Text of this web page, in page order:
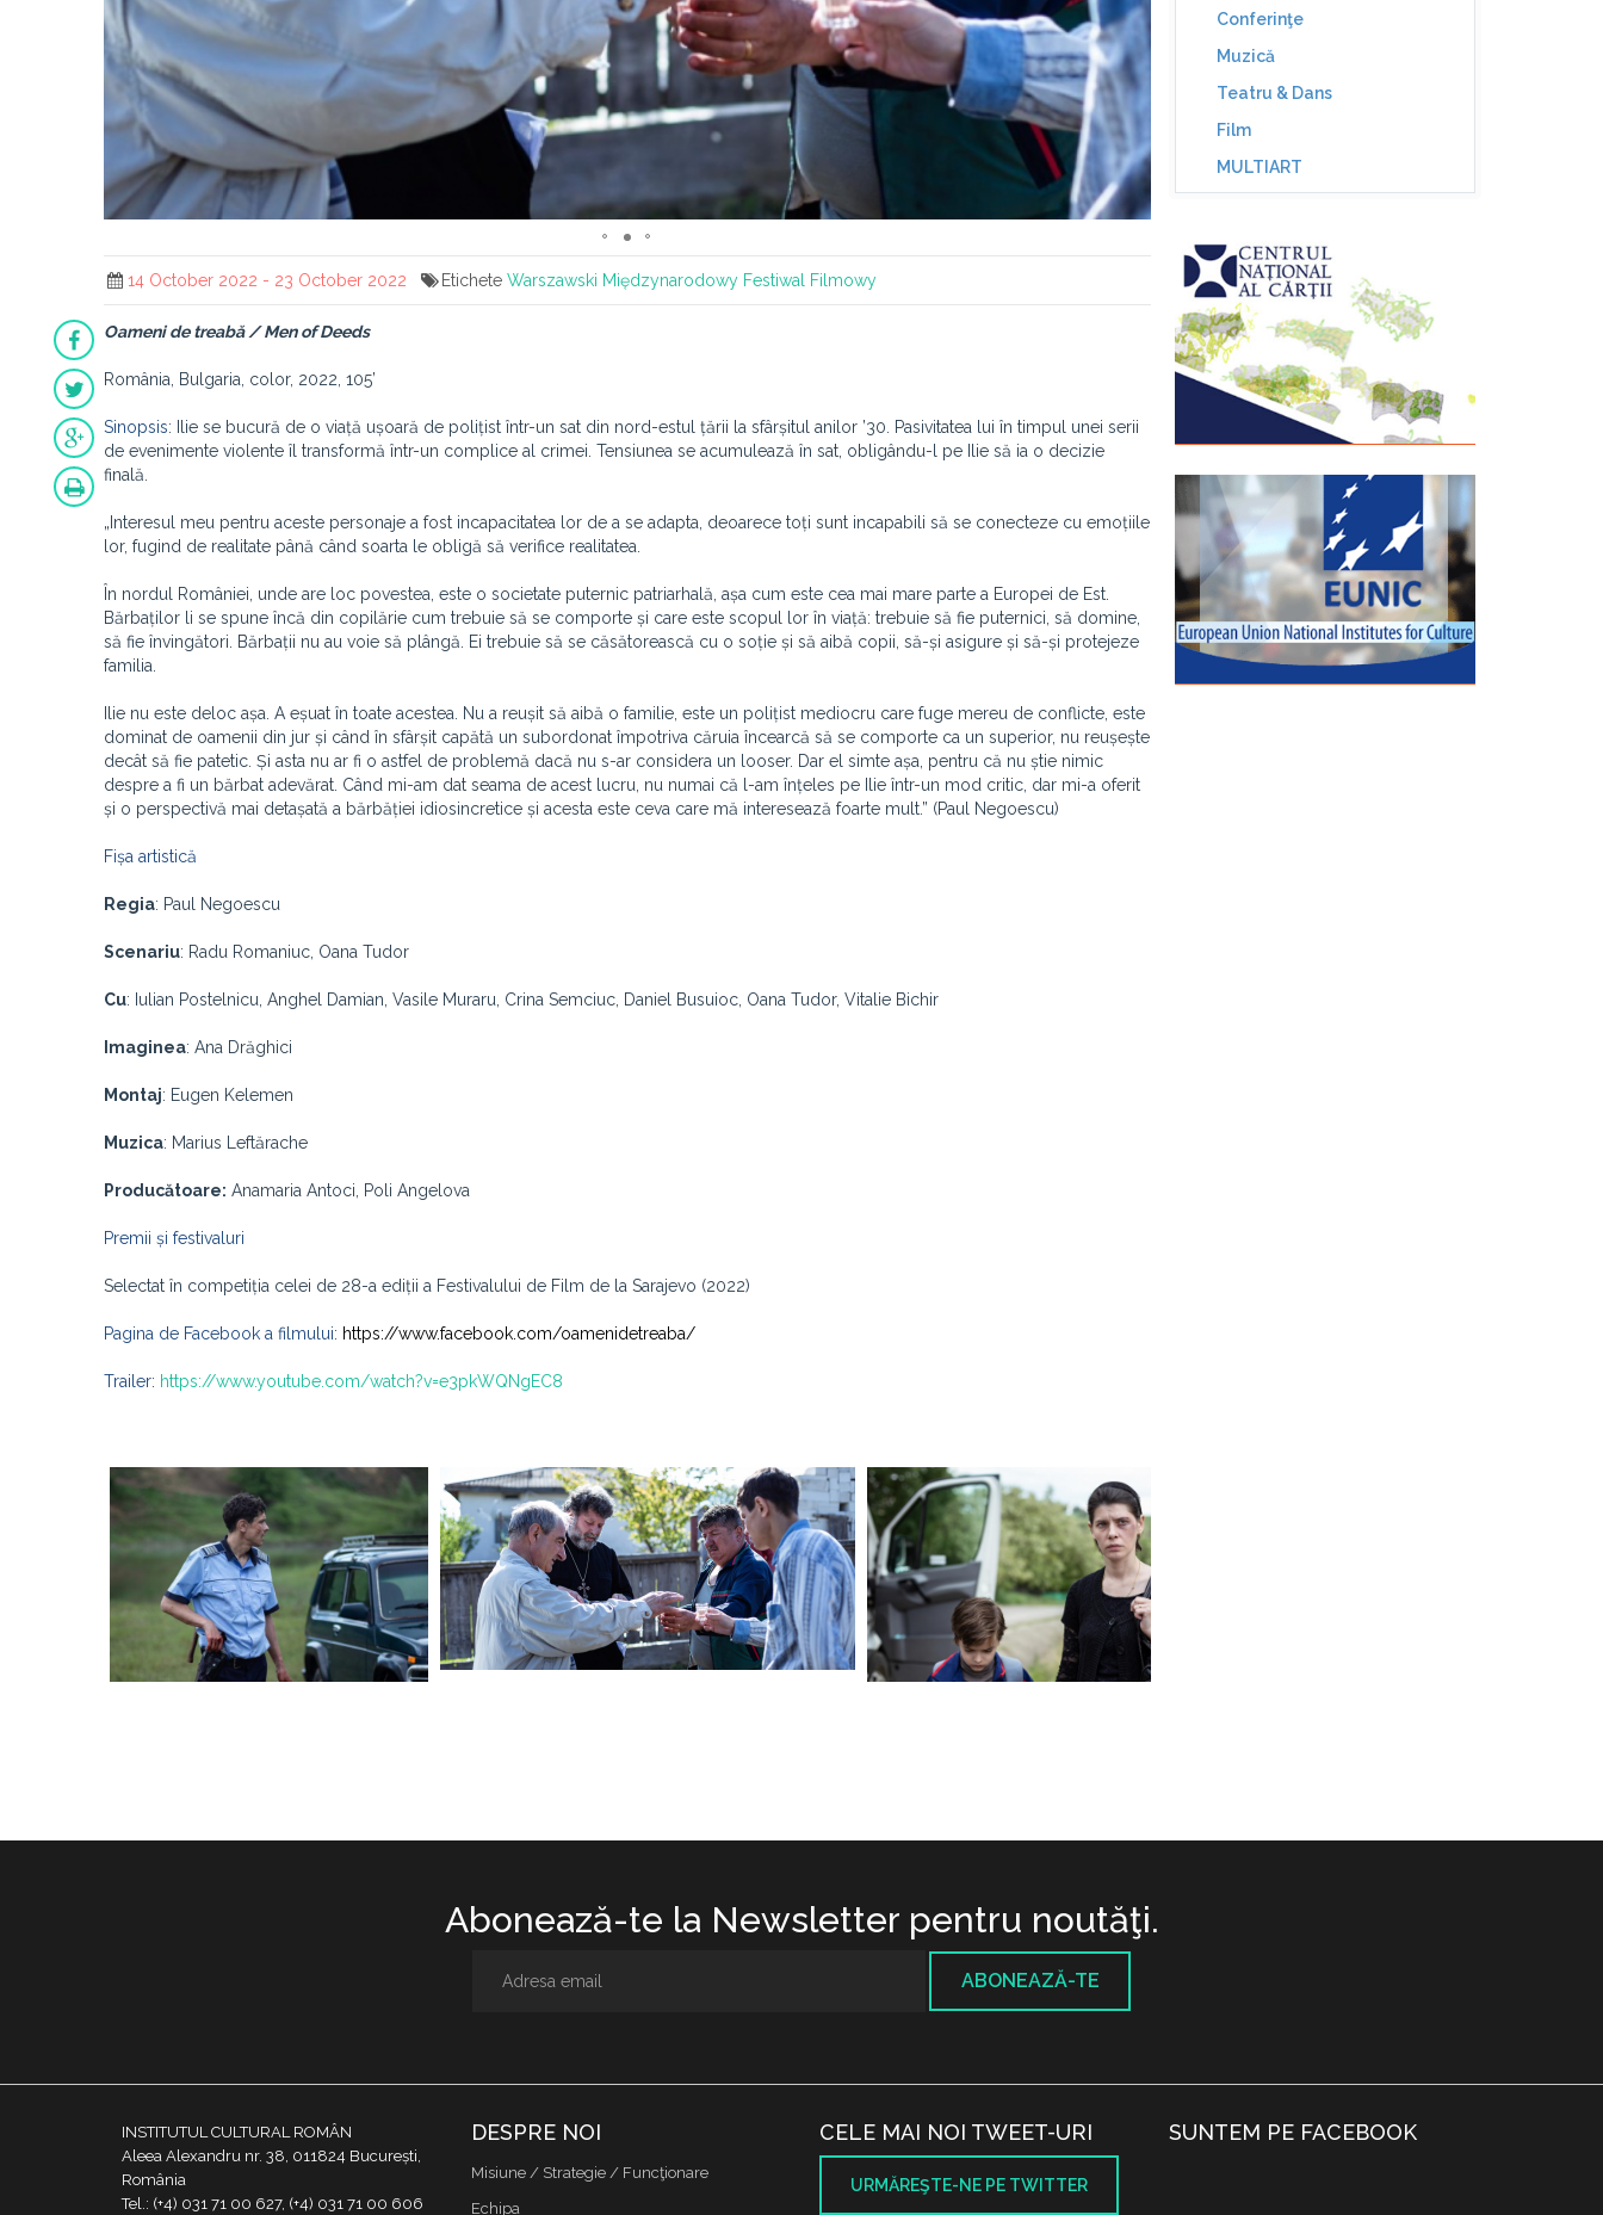
14 October 2022 - 23 October 2022 EticheteWarszawski Międzynarodowy Festiwal Filmowy
Oameni de treabă / Men of Deeds
România, Bulgaria, color, 2022, 105’
Sinopsis: Ilie se bucură de o viață ușoară de polițist într-un sat din nord-estul țării la sfârșitul anilor ’30. Pasivitatea lui în timpul unei serii
de evenimente violente îl transformă într-un complice al crimei. Tensiunea se acumulează în sat, obligându-l pe Ilie să ia o decizie
finală.
„Interesul meu pentru aceste personaje a fost incapacitatea lor de a se adapta, deoarece toți sunt incapabili să se conecteze cu emoțiile
lor, fugind de realitate până când soarta le obligă să verifice realitatea.
În nordul României, unde are loc povestea, este o societate puternic patriarhală, așa cum este cea mai mare parte a Europei de Est.
Bărbaților li se spune încă din copilărie cum trebuie să se comporte și care este scopul lor în viață: trebuie să fie puternici, să domine,
să fie învingători. Bărbații nu au voie să plângă. Ei trebuie să se căsătorească cu o soție și să aibă copii, să-și asigure și să-și protejeze
familia.
Ilie nu este deloc așa. A eșuat în toate acestea. Nu a reușit să aibă o familie, este un polițist mediocru care fuge mereu de conflicte, este
dominat de oamenii din jur și când în sfârșit capătă un subordonat împotriva căruia încearcă să se comporte ca un superior, nu reușește
decât să fie patetic. Și asta nu ar fi o astfel de problemă dacă nu s-ar considera un looser. Dar el simte așa, pentru că nu știe nimic
despre a fi un bărbat adevărat. Când mi-am dat seama de acest lucru, nu numai că l-am înțeles pe Ilie într-un mod critic, dar mi-a oferit
și o perspectivă mai detașată a bărbăției idiosincretice și acesta este ceva care mă interesează foarte mult.” (Paul Negoescu)
Fișa artistică
Regia: Paul Negoescu
Scenariu: Radu Romaniuc, Oana Tudor
Cu: Iulian Postelnicu, Anghel Damian, Vasile Muraru, Crina Semciuc, Daniel Busuioc, Oana Tudor, Vitalie Bichir
Imaginea: Ana Drăghici
Montaj: Eugen Kelemen
Muzica: Marius Leftărache
Producătoare: Anamaria Antoci, Poli Angelova
Premii și festivaluri
Selectat în competiția celei de 28-a ediții a Festivalului de Film de la Sarajevo (2022)
Pagina de Facebook a filmului: https://www.facebook.com/oamenidetreaba/
Trailer: https://www.youtube.com/watch?v=e3pkWQNgEC8
Conferinţe
Muzică
Teatru & Dans
Film
MULTIART
Abonează-te la Newsletter pentru noutăţi.
ABONEAZĂ-TE
INSTITUTUL CULTURAL ROMÂN
Aleea Alexandru nr. 38, 011824 București,
România
Tel.: (+4) 031 71 00 627, (+4) 031 71 00 606
DESPRE NOI
Misiune / Strategie / Funcţionare
Echipa
CELE MAI NOI TWEET-URI
URMĂREŞTE-NE PE TWITTER
SUNTEM PE FACEBOOK